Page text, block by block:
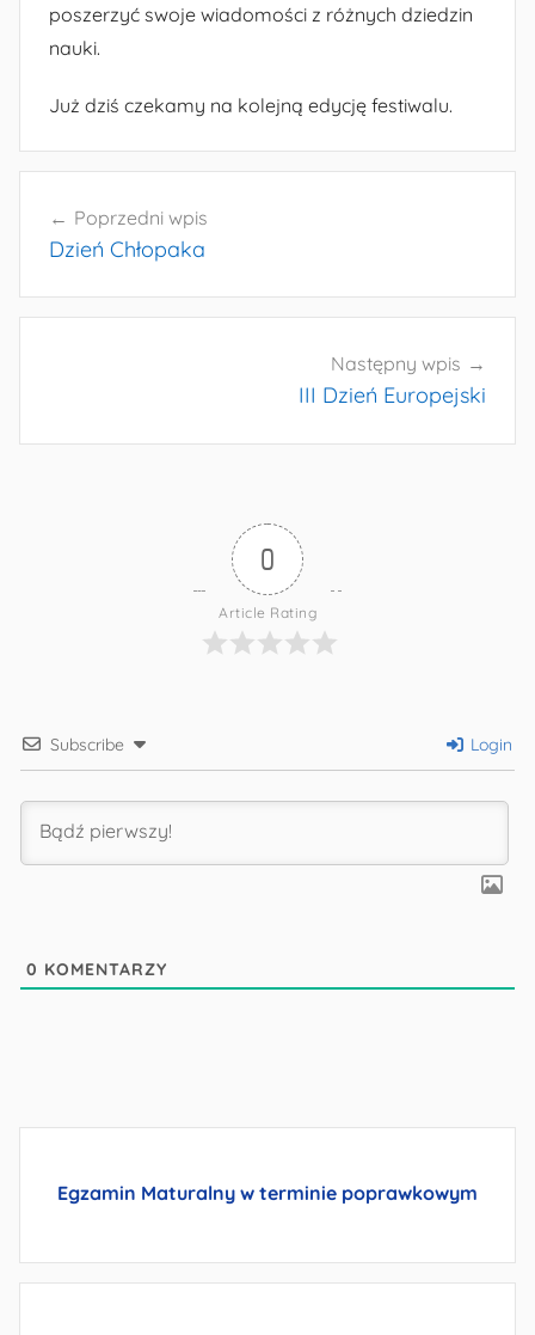
poszerzyć swoje wiadomości z różnych dziedzin
nauki.
Już dziś czekamy na kolejną edycję festiwalu.
wpisuPoprzedni wpis
Dzień Chłopaka
Następny wpis
III Dzień Europejski
0
Article Rating
Subscribe Login
0 KOMENTARZY
Egzamin Maturalny w terminie poprawkowym